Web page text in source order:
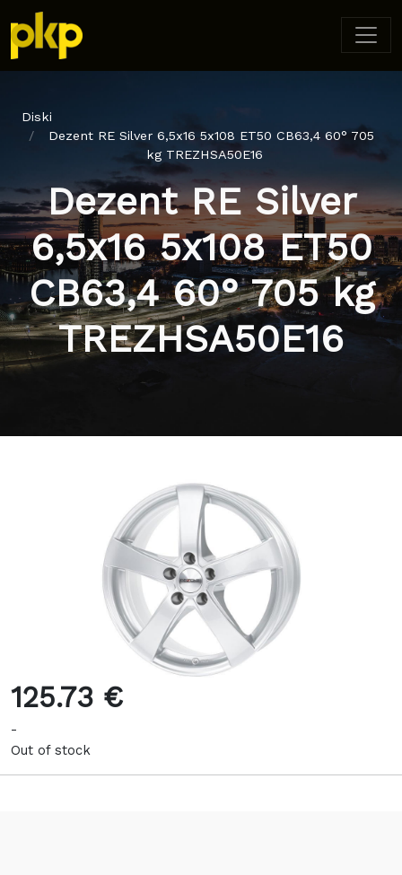
Diski
Dezent RE Silver 6,5x16 5x108 ET50 CB63,4 60° 705
kg TREZHSA50E16
Dezent RE Silver
6,5x16 5x108 ET50
CB63,4 60° 705 kg
TREZHSA50E16
125.73 €
-
Out of stock